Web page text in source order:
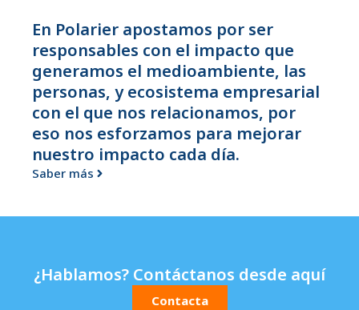
En Polarier apostamos por ser
responsables con el impacto que
generamos el medioambiente, las
personas, y ecosistema empresarial
con el que nos relacionamos, por
eso nos esforzamos para mejorar
nuestro impacto cada día.
Saber más
¿Hablamos? Contáctanos desde aquí
Contacta